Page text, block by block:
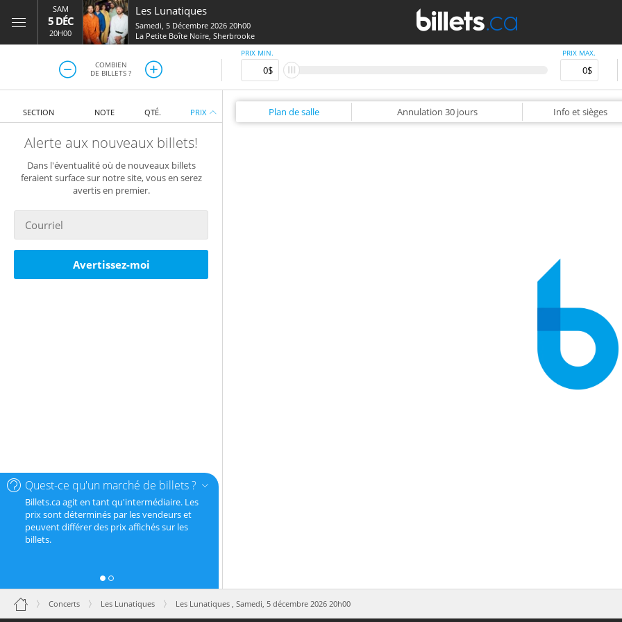
SAM
5 DÉC
20H00
Les Lunatiques
Samedi, 5 Décembre 2026 20h00
La Petite Boîte Noire, Sherbrooke
COMBIEN
DE BILLETS ?
PRIX MIN. PRIX MAX.
Quest-ce qu'un marché de billets ?
Billets.ca agit en tant qu'intermédiaire. Les
prix sont déterminés par les vendeurs et
peuvent différer des prix affichés sur les
billets.
SECTION NOTE QTÉ. PRIX
Alerte aux nouveaux billets!
Dans l'éventualité où de nouveaux billets
feraient surface sur notre site, vous en serez
avertis en premier.
Avertissez-moi
Plan de salle Annulation 30 jours Info et sièges
Concerts Les Lunatiques Les Lunatiques , Samedi, 5 décembre 2026 20h00